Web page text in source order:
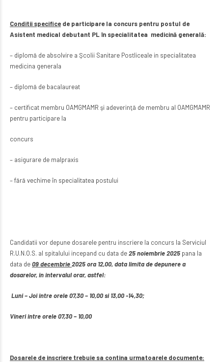
Conditii specifice de participare la concurs pentru postul de
Asistent medical debutant PL în specialitatea medicină generală:
– diplomă de absolvire a Şcolii Sanitare Postliceale in specialitatea
medicina generala
– diplomă de bacalaureat
– certificat membru OAMGMAMR şi adeverinţă de membru al OAMGMAMR
pentru participare la
concurs
– asigurare de malpraxis
– fără vechime în specialitatea postului
Candidatii vor depune dosarele pentru inscriere la concurs la Serviciul
R.U.N.O.S. al spitalului incepand cu data de25 noiembrie 2025 pana la
data de09 decembrie2025 ora 12,00, data limita de depunere a
dosarelor, in intervalul orar, astfel:
Luni – Joi intre orele 07,30 – 10,00 si 13,00 -14,30;
Vineri intre orele 07,30 – 10,00
Dosarele de inscriere trebuie sa contina urmatoarele documente: